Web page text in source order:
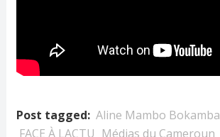
Post tagged: Aline Mambo Bokamba
FACE À LACTU Médias du Cameroun